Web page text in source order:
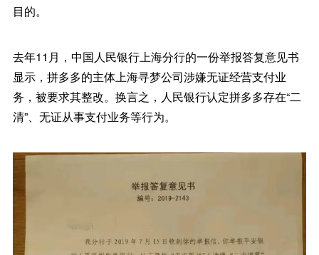
目的。
去年11月，中国人民银行上海分行的一份举报答复意见书
显示，拼多多的主体上海寻梦公司涉嫌无证经营支付业
务，被要求其整改。换言之，人民银行认定拼多多存在“二
清”、无证从事支付业务等行为。